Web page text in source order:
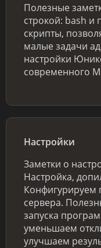
Полезные
строкой: bash и
скрипты,
малые задачи
настройки
современного
Настройки
Заметки о
Настройка,
Конфигурируем
сервера.
запуска
уменьшаем
улучшаем